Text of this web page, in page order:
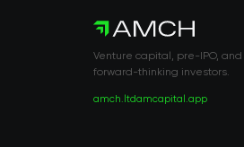
Venture capital, pre-IPO,
forward-thinking investors.
amch.ltdamcapital.app